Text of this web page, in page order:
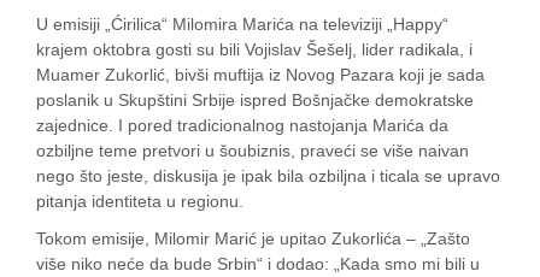
U emisiji „Ćirilica“ Milomira Marića na televiziji „Happy“
krajem oktobra gosti su bili Vojislav Šešelj, lider radikala, i
Muamer Zukorlić, bivši muftija iz Novog Pazara koji je sada
poslanik u Skupštini Srbije ispred Bošnjačke demokratske
zajednice. I pored tradicionalnog nastojanja Marića da
ozbiljne teme pretvori u šoubiznis, praveći se više naivan
nego što jeste, diskusija je ipak bila ozbiljna i ticala se upravo
pitanja identiteta u regionu.
Tokom emisije, Milomir Marić je upitao Zukorlića – „Zašto
više niko neće da bude Srbin“ i dodao: „Kada smo mi bili u